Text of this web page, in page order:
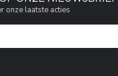
onze laatste acties